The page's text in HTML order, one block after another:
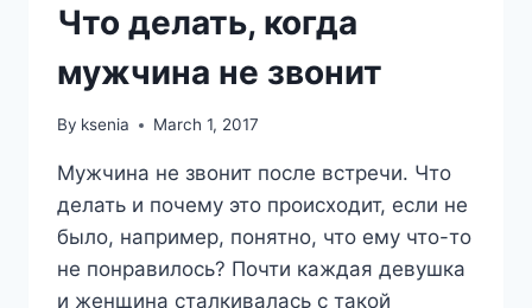
Что делать, когда
мужчина не звонит
By ksenia March 1, 2017
Мужчина не звонит после встречи. Что
делать и почему это происходит, если не
было, например, понятно, что ему что-то
не понравилось? Почти каждая девушка
и женщина сталкивалась с такой